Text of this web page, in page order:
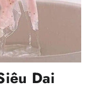
Dai